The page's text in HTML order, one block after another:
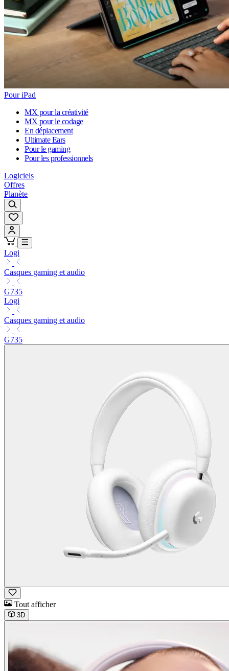
Pour iPad
MX pour la créativité
MX pour le codage
En déplacement
Ultimate Ears
Pour le gaming
Pour les professionnels
Logiciels
Offres
Planète
Logi
Casques gaming et audio
G735
Logi
Casques gaming et audio
G735
Tout afficher
3D